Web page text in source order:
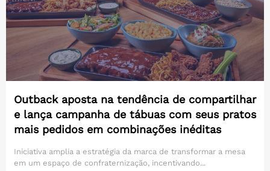
Outback aposta na tendência de compartilhar
e lança campanha de tábuas com seus pratos
mais pedidos em combinações inéditas
Iniciativa amplia a estratégia da marca de transformar a mesa
em um espaço de confraternização, incentivando...